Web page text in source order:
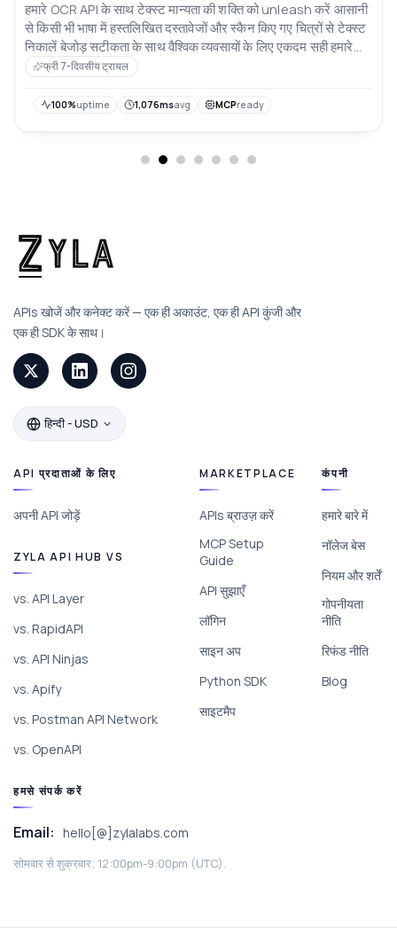
हमारे OCR API के साथ टेक्स्ट मान्यता की शक्ति को unleash करें आसानी
से किसी भी भाषा में हस्तलिखित दस्तावेजों और स्कैन किए गए चित्रों से टेक्स्ट
निकालें बेजोड़ सटीकता के साथ वैश्विक व्यवसायों के लिए एकदम सही हमारे
API के साथ तेज़ परिणाम सुनिश्चित करते हैं आपकी डेटा तुरंत उपलब्ध और
निर्बाध OCR तकनीक के भविष्य को अपनाएं
फ्री 7-दिवसीय ट्रायल
100%uptime 1,076msavg MCPready
APIs खोजें और कनेक्ट करें — एक ही अकाउंट, एक ही API कुंजी और
एक ही SDK के साथ।
हिन्दी - USD
API प्रदाताओं के लिए
अपनी API जोड़ें
ZYLA API HUB VS
vs. API Layer
vs. RapidAPI
vs. API Ninjas
vs. Apify
vs. Postman API Network
vs. OpenAPI
MARKETPLACE
APIs ब्राउज़ करें
MCP Setup
Guide
API सुझाएँ
लॉगिन
साइन अप
Python SDK
साइटमैप
कंपनी
हमारे बारे में
नॉलेज बेस
नियम और शर्तें
गोपनीयता
नीति
रिफंड नीति
Blog
हमसे संपर्क करें
Email: hello[@]zylalabs.com
सोमवार से शुक्रवार; 12:00pm-9:00pm (UTC).